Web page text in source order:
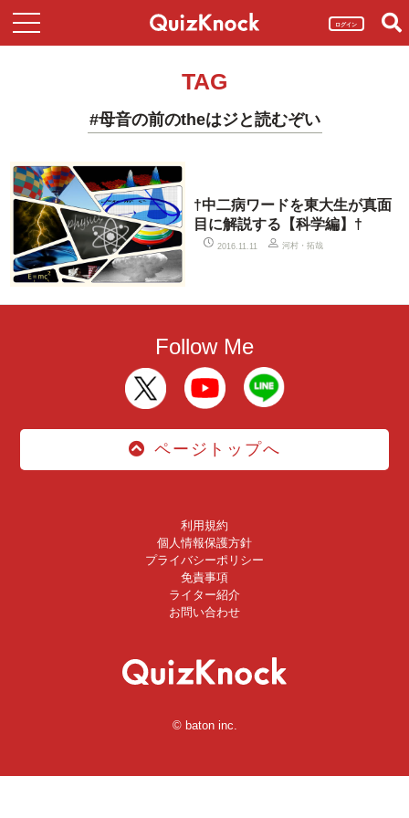
ログイン
TAG
#母音の前のtheはジと読むぞい
†中二病ワードを東大生が真面
目に解説する【科学編】†
2016.11.11 河村・拓哉
Follow Me
ページトップへ
利用規約
個人情報保護方針
プライバシーポリシー
免責事項
ライター紹介
お問い合わせ
© baton inc.